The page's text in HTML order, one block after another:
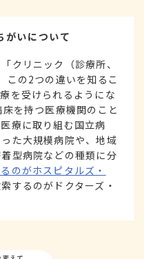
がいについて
クリニック（診療所、
この2つの違いを知るこ
を受けられるようにな
を持つ医療機関のこと
療に取り組む国立病
た大規模病院や、地域
型病院などの種類に分
のがホスピタルズ・
するのがドクターズ・